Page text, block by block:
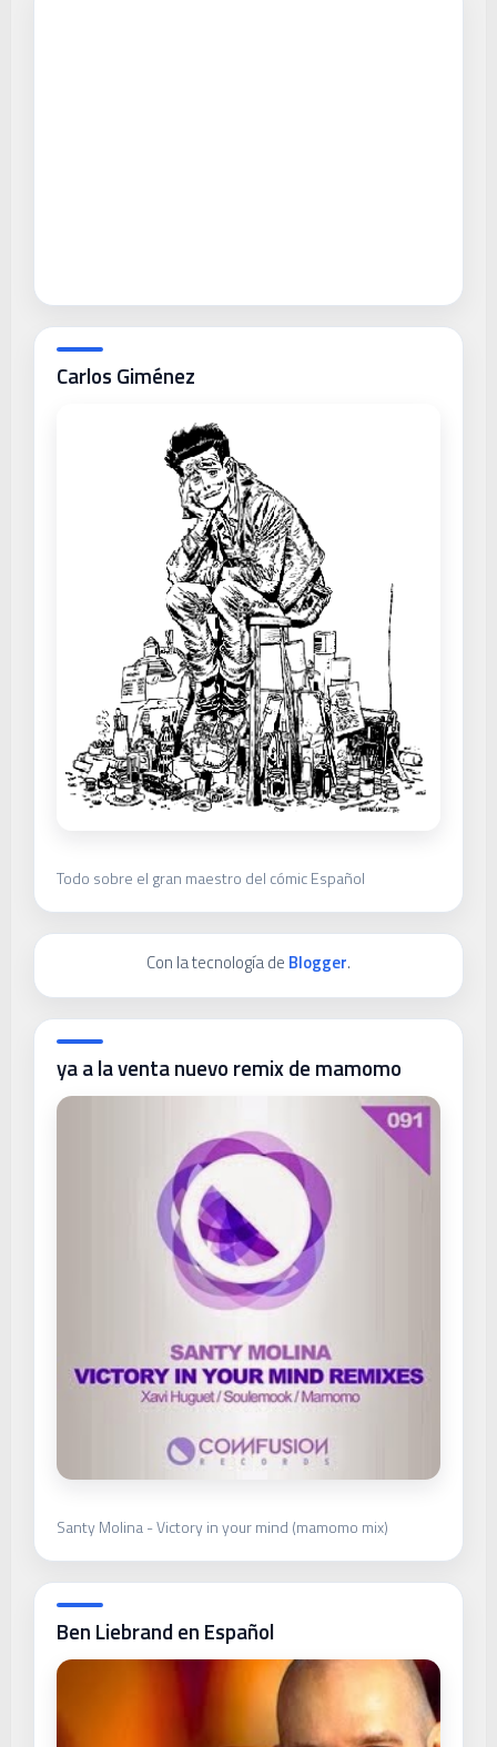
Carlos Giménez
Todo sobre el gran maestro del cómic Español
Con la tecnología de Blogger.
ya a la venta nuevo remix de mamomo
Santy Molina - Victory in your mind (mamomo mix)
Ben Liebrand en Español